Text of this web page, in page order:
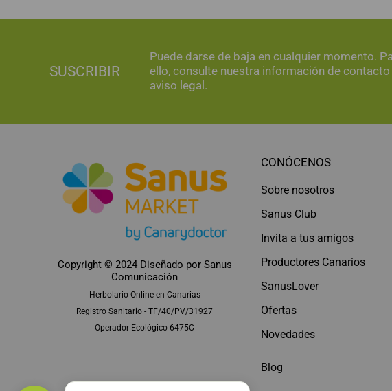
SUSCRIBIR
Puede darse de baja en cualquier momento.
ello, consulte nuestra información de contacto
aviso legal.
Copyright © 2024 Diseñado por Sanus
Comunicación
Herbolario Online en Canarias
Registro Sanitario - TF/40/PV/31927
Operador Ecológico 6475C
CONÓCENOS
Sobre nosotros
Sanus Club
Invita a tus amigos
Productores Canarios
SanusLover
Ofertas
Novedades
Blog